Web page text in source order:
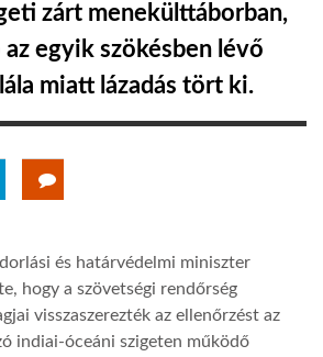
zárt menekülttáborban,
egyik szökésben lévő
miatt lázadás tört ki.
és határvédelmi miniszter
hogy a szövetségi rendőrség
visszaszerezték az ellenőrzést az
indiai-óceáni szigeten működő